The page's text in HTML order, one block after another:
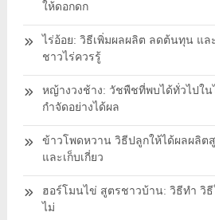
ให้ดอกดก
ไร่อ้อย: วิธีเพิ่มผลผลิต ลดต้นทุน แล
ชาวไร่ควรรู้
หญ้างวงช้าง: วัชพืชที่พบได้ทั่วไปใ
กำจัดอย่างได้ผล
ข้าวโพดหวาน วิธีปลูกให้ได้ผลผลิต
และเก็บเกี่ยว
ฮอร์โมนไข่ สูตรชาวบ้าน: วิธีทำ วิ
ไม่